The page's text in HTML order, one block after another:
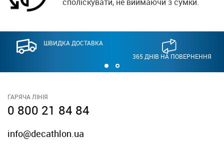
ШВИДКА ДОСТАВКА
365 ДНІВ НА ПОВЕРНЕННЯ
ГАРЯЧА ЛІНІЯ
0 800 21 84 84
info@decathlon.ua